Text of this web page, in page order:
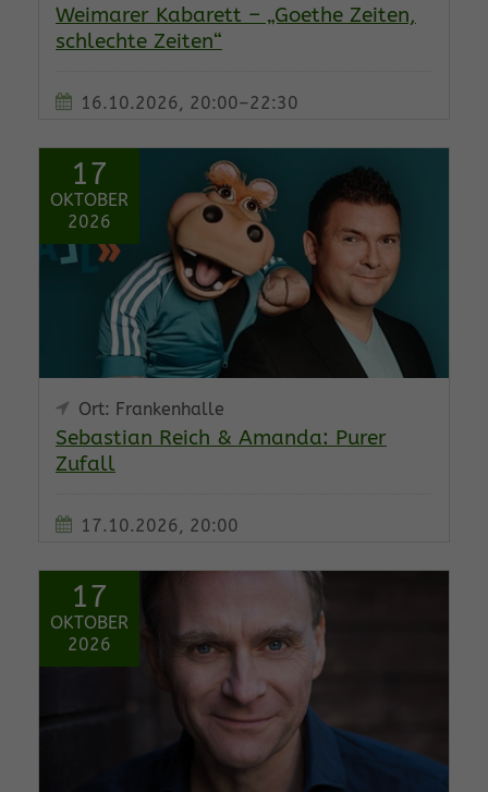
Weimarer Kabarett – „Goethe Zeiten,
schlechte Zeiten“
16.10.2026, 20:00–22:30
17
OKTOBER
2026
Ort: Frankenhalle
Sebastian Reich & Amanda: Purer
Zufall
17.10.2026, 20:00
17
OKTOBER
2026